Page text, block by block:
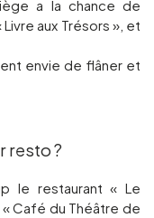
a la chance de
aux Trésors », et
envie de flâner et
resto ?
le restaurant « Le
Café du Théâtre de